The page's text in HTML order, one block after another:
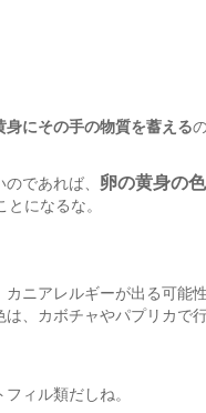
にその手の物質を蓄える
であれば、 卵の黄身の
とになるな。
ニアレルギーが出る可能
、カボチャやパプリカで
ィル類だしね。